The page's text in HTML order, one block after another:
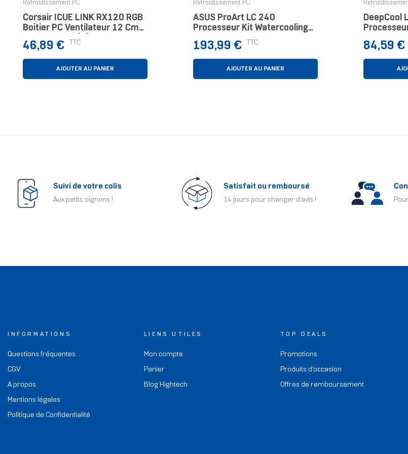
Refroidissement PC
Corsair ICUE LINK RX120 RGB
Boitier PC Ventilateur 12 Cm
Blanc 1 Pièce(s)
Prix
46,89 € TTC
AJOUTER AU PANIER
Refroidissement PC
ASUS ProArt LC 240
Processeur Kit Watercooling
Prix
193,99 € TTC
AJOUTER AU PANIER
DeepCool
12 Cm
Prix
84,59 €
Suivi de votre colis
Aux petits oignons !
Satisfait ou remboursé
14 jours pour changer d'avis !
INFORMATIONS
Questions fréquentes
CGV
A propos
Mentions légales
Politique de Confidentialité
LIENS UTILES
Mon compte
Panier
Blog Hightech
TOP DEALS
Promotions
Produits d'occasion
Offres de remboursement